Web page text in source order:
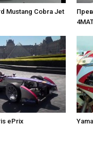
Mustang Cobra Jet
ePrix